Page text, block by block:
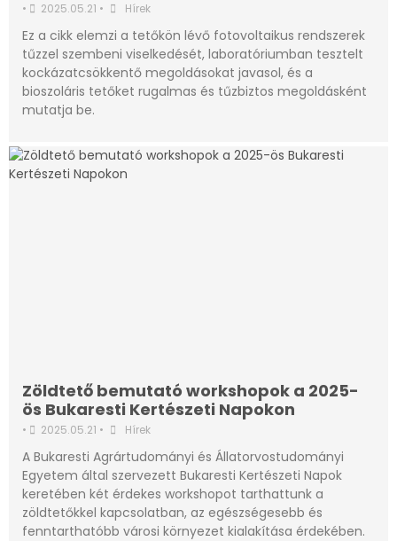
• 2025.05.21 • Hírek
Ez a cikk elemzi a tetőkön lévő fotovoltaikus rendszerek
tűzzel szembeni viselkedését, laboratóriumban tesztelt
kockázatcsökkentő megoldásokat javasol, és a
bioszoláris tetőket rugalmas és tűzbiztos megoldásként
mutatja be.
Zöldtető bemutató workshopok a 2025-
ös Bukaresti Kertészeti Napokon
• 2025.05.21 • Hírek
A Bukaresti Agrártudományi és Állatorvostudományi
Egyetem által szervezett Bukaresti Kertészeti Napok
keretében két érdekes workshopot tarthattunk a
zöldtetőkkel kapcsolatban, az egészségesebb és
fenntarthatóbb városi környezet kialakítása érdekében.